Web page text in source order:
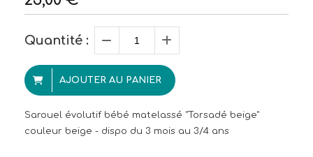
Quantité :
AJOUTER AU PANIER
Sarouel évolutif bébé matelassé "Torsadé beige"
couleur beige - dispo du 3 mois au 3/4 ans